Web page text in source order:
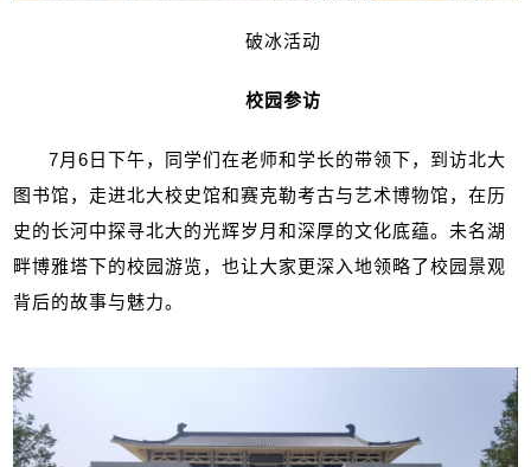
破冰活动
校园参访
7月6 日下午，同学们在老师和学长的带领下，到访北大
图书馆，走进北大校史馆和赛克勒考古与艺术博物馆，在历
史的长河中探寻北大的光辉岁月和深厚的文化底蕴。未名湖
畔博雅塔下的校园游览，也让大家更深入地领略了校园景观
背后的故事与魅力。